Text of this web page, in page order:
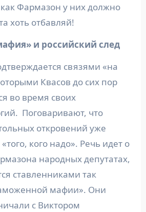
Фармазон у них должно
хоть отбавляй!
и российский след
связями «на
Квасов до сих пор
во время своих
Поговаривают, что
откровений уже
кого надо». Речь идет о
народных депутатах,
ставленниками так
мафии». Они
с Виктором